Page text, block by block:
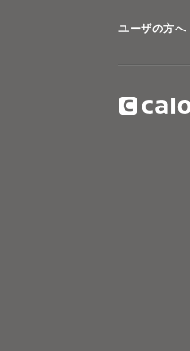
ユーザの方へ